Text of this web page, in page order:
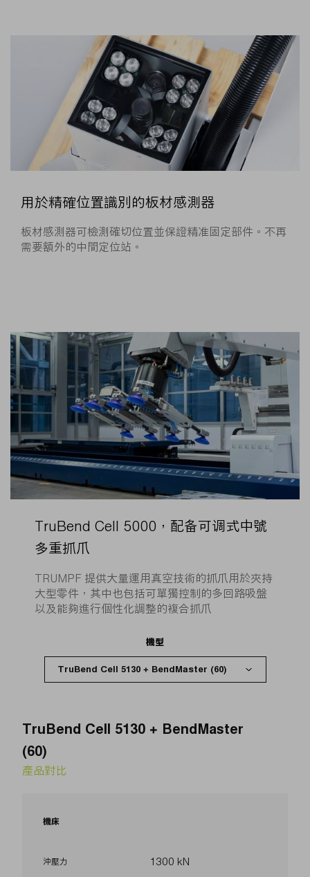
用於精確位置識別的板材感測器
板材感測器可檢測確切位置並保證精准固定部件。不再
需要額外的中間定位站。
TruBend Cell 5000，配备可调式中號
多重抓爪
TRUMPF 提供大量運用真空技術的抓爪用於夾持
大型零件，其中也包括可單獨控制的多回路吸盤
以及能夠進行個性化調整的複合抓爪
機型
TruBend Cell 5130 + BendMaster
(60)
產品對比
機床
沖壓力 1300 kN